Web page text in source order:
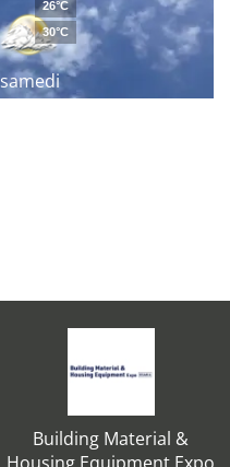
samedi
26°C
30°C
Building Material &